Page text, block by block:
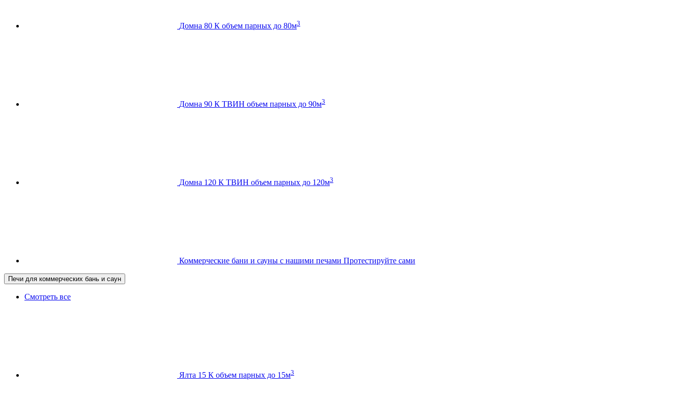
Домна 80 К объем парных до 80м3
Домна 90 К ТВИН объем парных до 90м3
Домна 120 К ТВИН объем парных до 120м3
Коммерческие бани и сауны с нашими печами Протестируйте сами
Печи для коммерческих бань и саун
Смотреть все
Ялта 15 К объем парных до 15м3